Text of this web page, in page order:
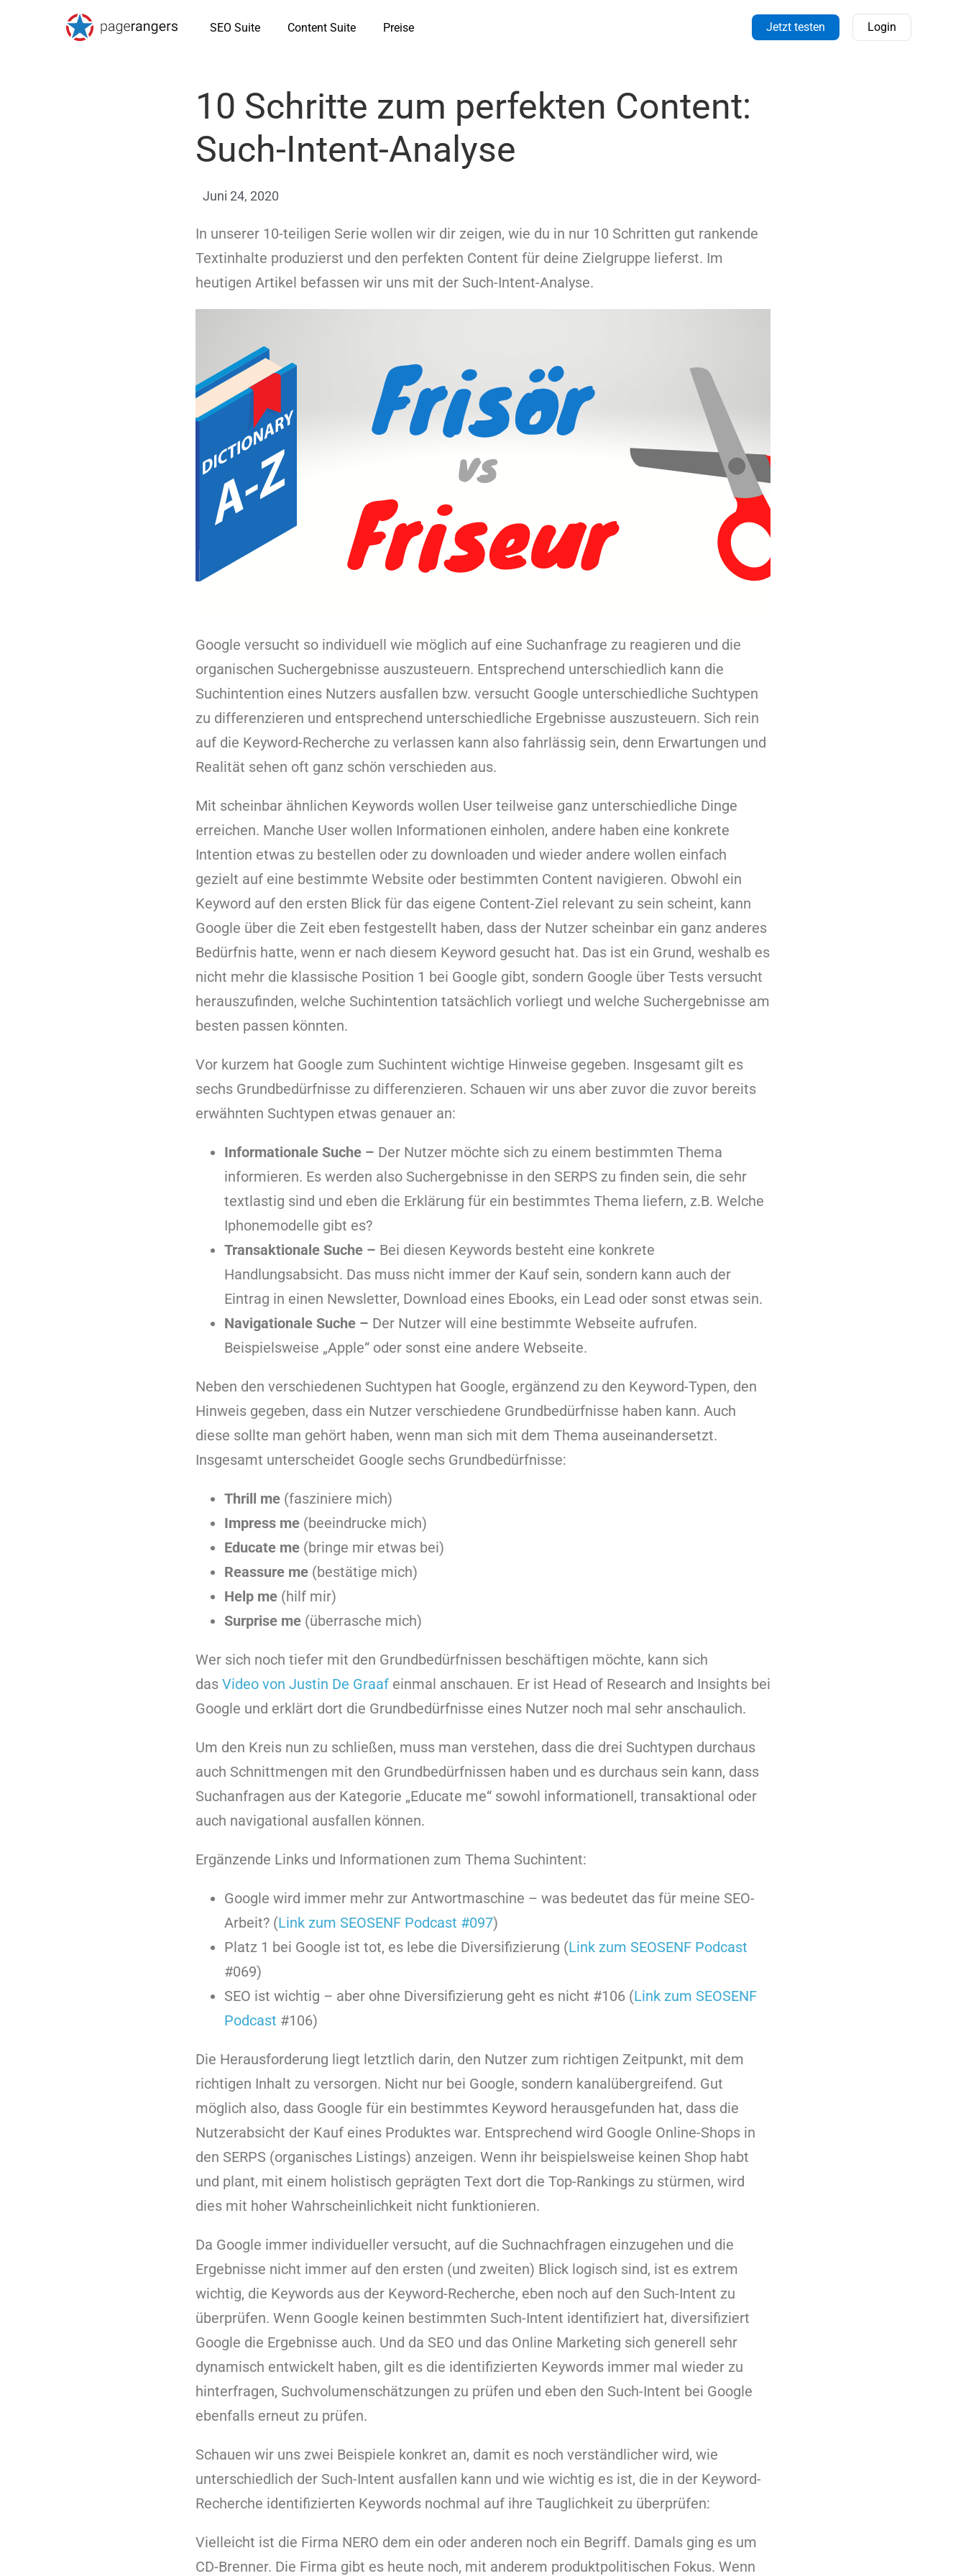
SEO Suite Content Suite Preise Jetzt testen Login
10 Schritte zum perfekten Content:
Such-Intent-Analyse
Juni 24, 2020
In unserer 10-teiligen Serie wollen wir dir zeigen, wie du in nur 10 Schritten gut rankende
Textinhalte produzierst und den perfekten Content für deine Zielgruppe lieferst. Im
heutigen Artikel befassen wir uns mit der Such-Intent-Analyse.
Google versucht so individuell wie möglich auf eine Suchanfrage zu reagieren und die
organischen Suchergebnisse auszusteuern. Entsprechend unterschiedlich kann die
Suchintention eines Nutzers ausfallen bzw. versucht Google unterschiedliche Suchtypen
zu differenzieren und entsprechend unterschiedliche Ergebnisse auszusteuern. Sich rein
auf die Keyword-Recherche zu verlassen kann also fahrlässig sein, denn Erwartungen und
Realität sehen oft ganz schön verschieden aus.
Mit scheinbar ähnlichen Keywords wollen User teilweise ganz unterschiedliche Dinge
erreichen. Manche User wollen Informationen einholen, andere haben eine konkrete
Intention etwas zu bestellen oder zu downloaden und wieder andere wollen einfach
gezielt auf eine bestimmte Website oder bestimmten Content navigieren. Obwohl ein
Keyword auf den ersten Blick für das eigene Content-Ziel relevant zu sein scheint, kann
Google über die Zeit eben festgestellt haben, dass der Nutzer scheinbar ein ganz anderes
Bedürfnis hatte, wenn er nach diesem Keyword gesucht hat. Das ist ein Grund, weshalb es
nicht mehr die klassische Position 1 bei Google gibt, sondern Google über Tests versucht
herauszufinden, welche Suchintention tatsächlich vorliegt und welche Suchergebnisse am
besten passen könnten.
Vor kurzem hat Google zum Suchintent wichtige Hinweise gegeben. Insgesamt gilt es
sechs Grundbedürfnisse zu differenzieren. Schauen wir uns aber zuvor die zuvor bereits
erwähnten Suchtypen etwas genauer an:
Informationale Suche – Der Nutzer möchte sich zu einem bestimmten Thema
informieren. Es werden also Suchergebnisse in den SERPS zu finden sein, die sehr
textlastig sind und eben die Erklärung für ein bestimmtes Thema liefern, z.B. Welche
Iphonemodelle gibt es?
Transaktionale Suche – Bei diesen Keywords besteht eine konkrete
Handlungsabsicht. Das muss nicht immer der Kauf sein, sondern kann auch der
Eintrag in einen Newsletter, Download eines Ebooks, ein Lead oder sonst etwas sein.
Navigationale Suche – Der Nutzer will eine bestimmte Webseite aufrufen.
Beispielsweise „Apple“ oder sonst eine andere Webseite.
Neben den verschiedenen Suchtypen hat Google, ergänzend zu den Keyword-Typen, den
Hinweis gegeben, dass ein Nutzer verschiedene Grundbedürfnisse haben kann. Auch
diese sollte man gehört haben, wenn man sich mit dem Thema auseinandersetzt.
Insgesamt unterscheidet Google sechs Grundbedürfnisse:
Thrill me (fasziniere mich)
Impress me (beeindrucke mich)
Educate me (bringe mir etwas bei)
Reassure me (bestätige mich)
Help me (hilf mir)
Surprise me (überrasche mich)
Wer sich noch tiefer mit den Grundbedürfnissen beschäftigen möchte, kann sich
das Video von Justin De Graaf einmal anschauen. Er ist Head of Research and Insights bei
Google und erklärt dort die Grundbedürfnisse eines Nutzer noch mal sehr anschaulich.
Um den Kreis nun zu schließen, muss man verstehen, dass die drei Suchtypen durchaus
auch Schnittmengen mit den Grundbedürfnissen haben und es durchaus sein kann, dass
Suchanfragen aus der Kategorie „Educate me“ sowohl informationell, transaktional oder
auch navigational ausfallen können.
Ergänzende Links und Informationen zum Thema Suchintent:
Google wird immer mehr zur Antwortmaschine – was bedeutet das für meine SEO-
Arbeit? (Link zum SEOSENF Podcast #097)
Platz 1 bei Google ist tot, es lebe die Diversifizierung (Link zum SEOSENF Podcast
#069)
SEO ist wichtig – aber ohne Diversifizierung geht es nicht #106 (Link zum SEOSENF
Podcast #106)
Die Herausforderung liegt letztlich darin, den Nutzer zum richtigen Zeitpunkt, mit dem
richtigen Inhalt zu versorgen. Nicht nur bei Google, sondern kanalübergreifend. Gut
möglich also, dass Google für ein bestimmtes Keyword herausgefunden hat, dass die
Nutzerabsicht der Kauf eines Produktes war. Entsprechend wird Google Online-Shops in
den SERPS (organisches Listings) anzeigen. Wenn ihr beispielsweise keinen Shop habt
und plant, mit einem holistisch geprägten Text dort die Top-Rankings zu stürmen, wird
dies mit hoher Wahrscheinlichkeit nicht funktionieren.
Da Google immer individueller versucht, auf die Suchnachfragen einzugehen und die
Ergebnisse nicht immer auf den ersten (und zweiten) Blick logisch sind, ist es extrem
wichtig, die Keywords aus der Keyword-Recherche, eben noch auf den Such-Intent zu
überprüfen. Wenn Google keinen bestimmten Such-Intent identifiziert hat, diversifiziert
Google die Ergebnisse auch. Und da SEO und das Online Marketing sich generell sehr
dynamisch entwickelt haben, gilt es die identifizierten Keywords immer mal wieder zu
hinterfragen, Suchvolumenschätzungen zu prüfen und eben den Such-Intent bei Google
ebenfalls erneut zu prüfen.
Schauen wir uns zwei Beispiele konkret an, damit es noch verständlicher wird, wie
unterschiedlich der Such-Intent ausfallen kann und wie wichtig es ist, die in der Keyword-
Recherche identifizierten Keywords nochmal auf ihre Tauglichkeit zu überprüfen:
Vielleicht ist die Firma NERO dem ein oder anderen noch ein Begriff. Damals ging es um
CD-Brenner. Die Firma gibt es heute noch, mit anderem produktpolitischen Fokus. Wenn